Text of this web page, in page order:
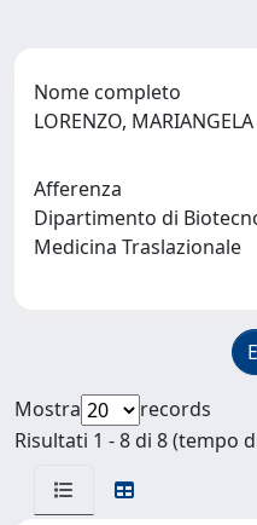
Nome completo
LORENZO, MARIANGELA
Afferenza
Dipartimento di
Medicina Traslazionale
Mostra
records
Risultati 1 - 8 di 8 (tempo